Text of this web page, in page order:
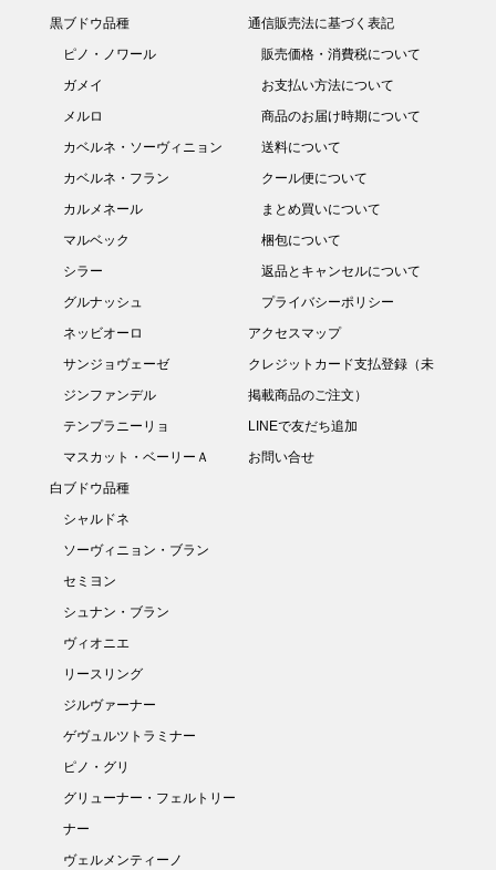
黒ブドウ品種
ピノ・ノワール
ガメイ
メルロ
カベルネ・ソーヴィニョン
カベルネ・フラン
カルメネール
マルベック
シラー
グルナッシュ
ネッビオーロ
サンジョヴェーゼ
ジンファンデル
テンプラニーリョ
マスカット・ベーリーＡ
白ブドウ品種
シャルドネ
ソーヴィニョン・ブラン
セミヨン
シュナン・ブラン
ヴィオニエ
リースリング
ジルヴァーナー
ゲヴュルツトラミナー
ピノ・グリ
グリューナー・フェルトリー
ナー
ヴェルメンティーノ
通信販売法に基づく表記
販売価格・消費税について
お支払い方法について
商品のお届け時期について
送料について
クール便について
まとめ買いについて
梱包について
返品とキャンセルについて
プライバシーポリシー
アクセスマップ
クレジットカード支払登録（未
掲載商品のご注文）
LINEで友だち追加
お問い合せ